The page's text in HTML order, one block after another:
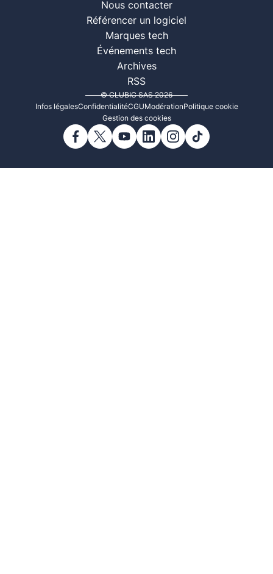
Nous contacter
Référencer un logiciel
Marques tech
Événements tech
Archives
RSS
© CLUBIC SAS 2026
Infos légalesConfidentialitéCGUModérationPolitique cookie
Gestion des cookies